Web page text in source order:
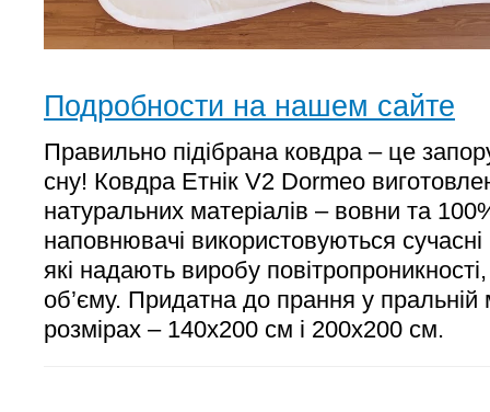
Подробности на нашем сайте
Правильно підібрана ковдра – це
сну! Ковдра Етнік V2 Dormeo
натуральних матеріалів – вовни та
наповнювачі використовуються
які надають виробу повітропроникності,
об’єму. Придатна до прання у
розмірах – 140x200 см і 200x200 см.